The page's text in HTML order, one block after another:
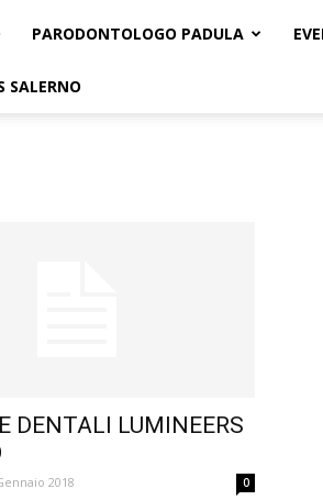
PARODONTOLOGO PADULA
SALERNO
DENTALI LUMINEERS
2018 0